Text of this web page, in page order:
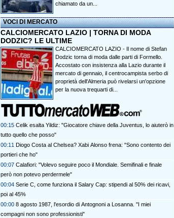
chiamato da un...
VOCI DI MERCATO
CALCIOMERCATO LAZIO | TORNA DI MODA
DODZIC? LE ULTIME
CALCIOMERCATO LAZIO - Il nome di Stefan
Dodzic torna di moda dalle parti di Formello.
Accostato con insistenza alla Lazio durante il
mercato di gennaio, il centrocampista serbo di
proprietà dell'Almeria può rivelarsi un'opzione
per la nuova trequarti di...
00:15 Celik esalta Yildiz: "Giocatore chiave della Juventus, lo aiuterò in
tutto quello che posso"
00:11 Diogo Costa al Chelsea? Xabi Alonso frena: "Sono contento dei
portieri che ho"
00:07 Calafiori: "Volevo seguire poco il Mondiale. Semifinali e finale
però non potevo perdermele"
00:04 Serie C, come funziona il Salary Cap: stipendi al 50% dei ricavi,
poi al 45%
00:00 8 agosto 1987, l'esordio di Antognoni a Losanna. "I miei
compagni non sono professionisti"